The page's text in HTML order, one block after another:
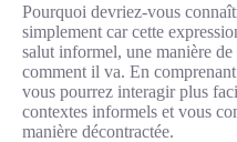
Pourquoi devriez-vous
simplement car cette
salut informel, une manière de
comment il va. En
vous pourrez interagir plus
contextes informels et vous
manière décontractée.